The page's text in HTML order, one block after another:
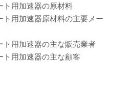
ト用加速器の原材料
ト用加速器原材料の主要メー
ト用加速器の主な販売業者
ト用加速器の主な顧客